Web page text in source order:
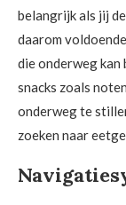
belangrijk als jij
daarom
die onderweg
snacks zoals
onderweg te
zoeken naar